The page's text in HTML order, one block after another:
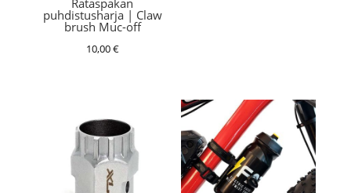
puhdistusharja | Claw
brush Muc-off
10,00€